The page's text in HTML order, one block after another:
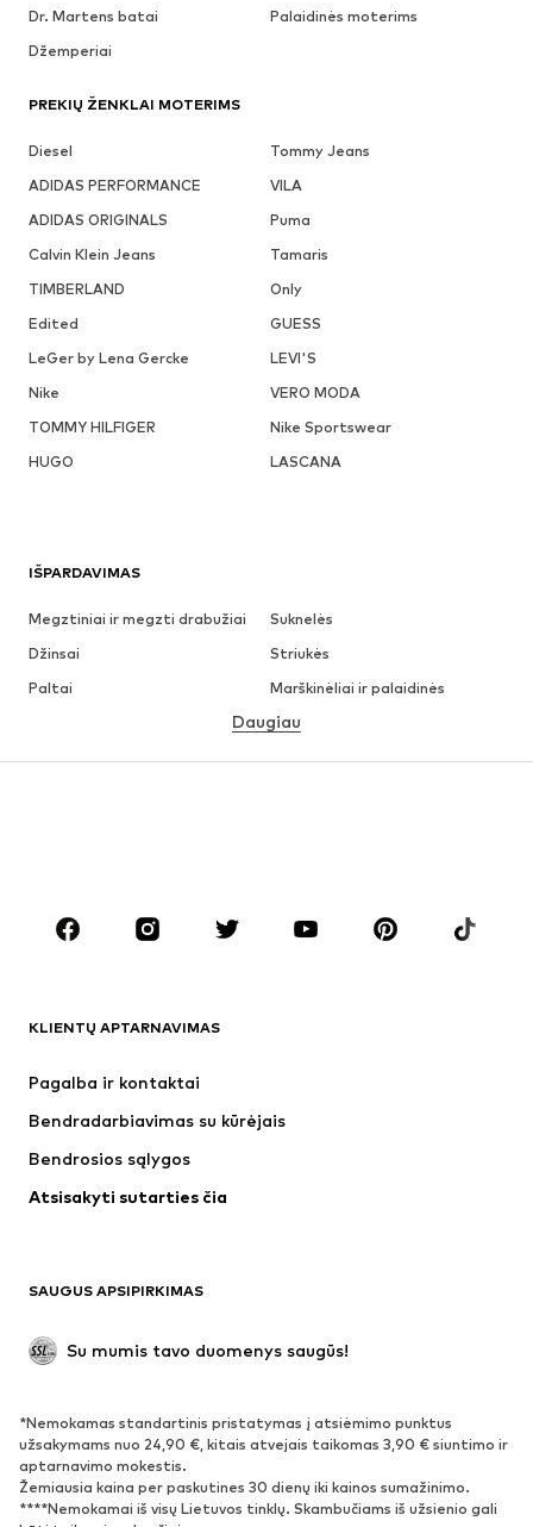
Dr. Martens batai
Palaidinės moterims
Džemperiai
PREKIŲ ŽENKLAI MOTERIMS
Diesel
Tommy Jeans
ADIDAS PERFORMANCE
VILA
ADIDAS ORIGINALS
Puma
Calvin Klein Jeans
Tamaris
TIMBERLAND
Only
Edited
GUESS
LeGer by Lena Gercke
LEVI'S
Nike
VERO MODA
TOMMY HILFIGER
Nike Sportswear
HUGO
LASCANA
IŠPARDAVIMAS
Megztiniai ir megzti drabužiai
Suknelės
Džinsai
Striukės
Paltai
Marškinėliai ir palaidinės
Apatiniai
Sijonai
Palaidinės ir tunikos
Aksesuarai
Premium
Naujienos
Apatiniai
Paltai
Proginiai
Išskirtiniai
BATAI
Naujienos
Sportbačiai
Aulinukai
Daugiau
KLIENTŲ APTARNAVIMAS
Pagalba ir kontaktai
Bendradarbiavimas su kūrėjais
Bendrosios sąlygos
Atsisakyti sutarties čia
SAUGUS APSIPIRKIMAS
Su mumis tavo duomenys saugūs!
*Nemokamas standartinis pristatymas į atsiėmimo punktus
užsakymams nuo 24,90 €, kitais atvejais taikomas 3,90 € siuntimo ir
aptarnavimo mokestis.
Žemiausia kaina per paskutines 30 dienų iki kainos sumažinimo.
****Nemokamai iš visų Lietuvos tinklų. Skambučiams iš užsienio gali